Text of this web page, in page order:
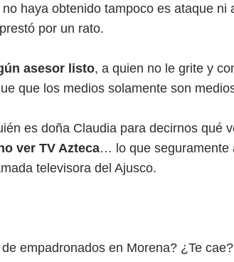
no haya obtenido tampoco es ataque ni
por un rato.
asesor listo, a quien no le grite y
que los medios solamente son
es doña Claudia para decirnos qué
ver TV Azteca… lo que seguramente
televisora del Ajusco.
empadronados en Morena? ¿Te cae?